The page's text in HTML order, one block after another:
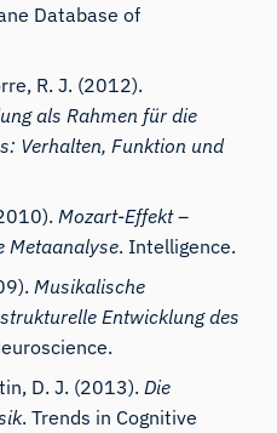
Database of
R. J. (2012).
als Rahmen für die
Verhalten, Funktion und
Mozart-Effekt –
Metaanalyse. Intelligence.
Musikalische
Entwicklung des
D. J. (2013). Die
. Trends in Cognitive